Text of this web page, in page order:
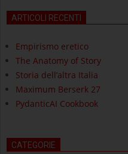
ARTICOLI RECENTI
Empirismo eretico
The Anatomy of Story
Storia dell’altra Italia
Maximum Berserk 27
PydanticAI Cookbook
CATEGORIE